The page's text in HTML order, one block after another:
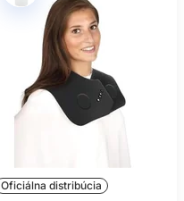
Oficiálna distribúcia